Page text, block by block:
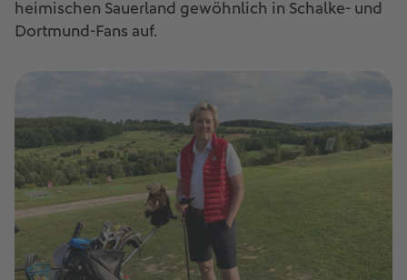
heimischen Sauerland gewöhnlich in Schalke- und
Dortmund-Fans auf.